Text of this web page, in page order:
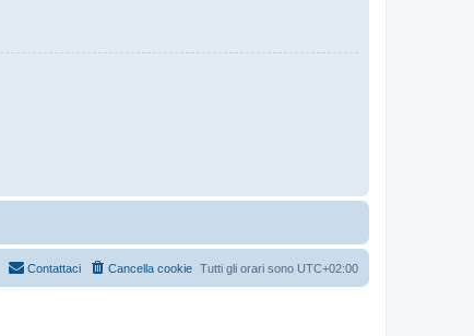
Tutti gli orari sono UTC+02:00
Cancella cookie
Contattaci